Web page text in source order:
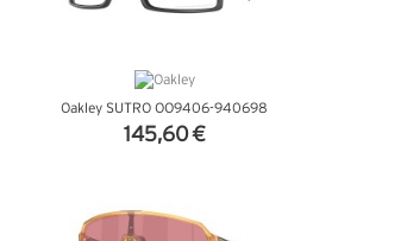
Oakley SUTRO OO9406-940698
145,60 €